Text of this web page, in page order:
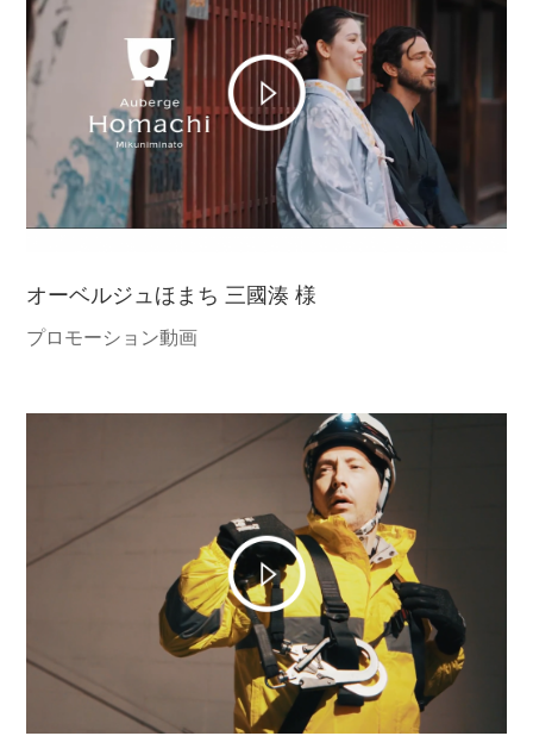
オーベルジュほまち 三國湊 様
プロモーション動画